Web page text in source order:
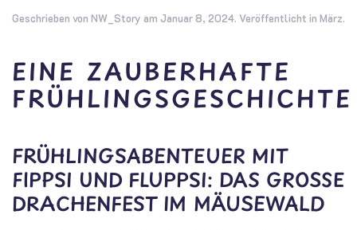
Geschrieben von NW_Story am Januar 8, 2024. Veröffentlicht in März.
EINE ZAUBERHAFTE
FRÜHLINGSGESCHICHTE
FRÜHLINGSABENTEUER MIT
FIPPSI UND FLUPPSI: DAS GROSSE D
RACHENFEST IM MÄUSEWALD